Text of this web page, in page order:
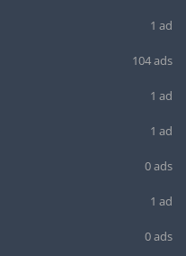
1 ad
104 ads
1 ad
1 ad
0 ads
1 ad
0 ads